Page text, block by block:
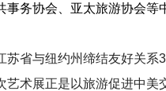
务协会、亚太旅游协会等
省与纽约州缔结友好关系
术展正是以旅游促进中美